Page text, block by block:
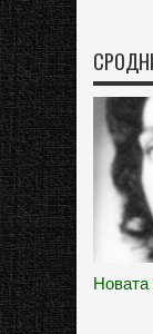
Новата